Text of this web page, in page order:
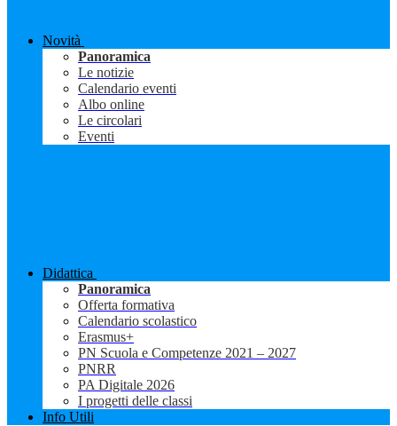
Novità
Panoramica
Le notizie
Calendario eventi
Albo online
Le circolari
Eventi
Didattica
Panoramica
Offerta formativa
Calendario scolastico
Erasmus+
PN Scuola e Competenze 2021 – 2027
PNRR
PA Digitale 2026
I progetti delle classi
Info Utili